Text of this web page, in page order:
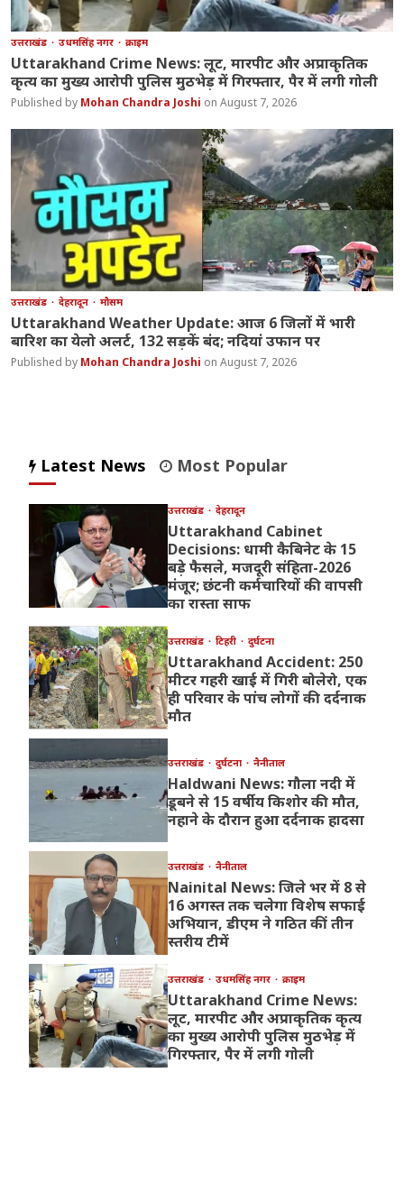
उत्तराखंड उधमसिंह नगर क्राइम
Uttarakhand Crime News: लूट, मारपीट और अप्राकृतिक
कृत्य का मुख्य आरोपी पुलिस मुठभेड़ में गिरफ्तार, पैर में लगी गोली
Mohan Chandra Joshi August 7, 2026
उत्तराखंड देहरादून मौसम
Uttarakhand Weather Update: आज 6 जिलों में भारी
बारिश का येलो अलर्ट, 132 सड़कें बंद; नदियां उफान पर
Mohan Chandra Joshi August 7, 2026
Latest News Most Popular
उत्तराखंड देहरादून
Uttarakhand Cabinet
Decisions: धामी कैबिनेट के 15
बड़े फैसले, मजदूरी संहिता-2026
मंजूर; छंटनी कर्मचारियों की वापसी
का रास्ता साफ
उत्तराखंड टिहरी दुर्घटना
Uttarakhand Accident: 250
मीटर गहरी खाई में गिरी बोलेरो, एक
ही परिवार के पांच लोगों की दर्दनाक
मौत
उत्तराखंड दुर्घटना नैनीताल
Haldwani News: गौला नदी में
डूबने से 15 वर्षीय किशोर की मौत,
नहाने के दौरान हुआ दर्दनाक हादसा
उत्तराखंड नैनीताल
Nainital News: जिले भर में 8 से
16 अगस्त तक चलेगा विशेष सफाई
अभियान, डीएम ने गठित कीं तीन
स्तरीय टीमें
उत्तराखंड उधमसिंह नगर क्राइम
Uttarakhand Crime News:
लूट, मारपीट और अप्राकृतिक कृत्य
का मुख्य आरोपी पुलिस मुठभेड़ में
गिरफ्तार, पैर में लगी गोली